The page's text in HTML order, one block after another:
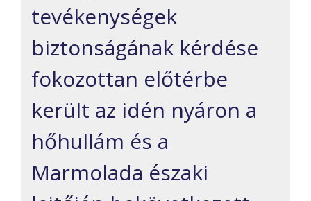
tevékenységek
biztonságának kérdése
fokozottan előtérbe
került az idén nyáron a
hőhullám és a
Marmolada északi